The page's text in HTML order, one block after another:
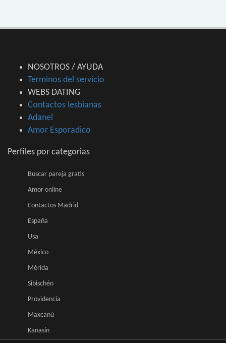
NOSOTROS / AYUDA
Terminos del servicio
WEBS DATING
Contactos lesbianas
Adanel
Amor Esporadico
Perfiles por categorias
Buscar pareja gratis
Amor online
Contactos Madrid
España
Usa
México
Mérida
Sibischén
Providencia
Maxcanú
Kanasín